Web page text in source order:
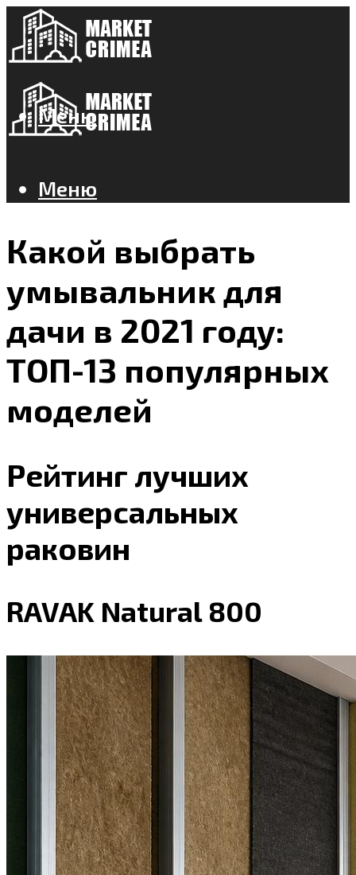
Меню
Меню
Какой выбрать
умывальник для
дачи в 2021 году:
ТОП-13 популярных
моделей
Рейтинг лучших
универсальных
раковин
RAVAK Natural 800